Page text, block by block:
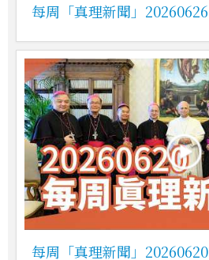
每周「真理新聞」20260626
每周「真理新聞」20260620